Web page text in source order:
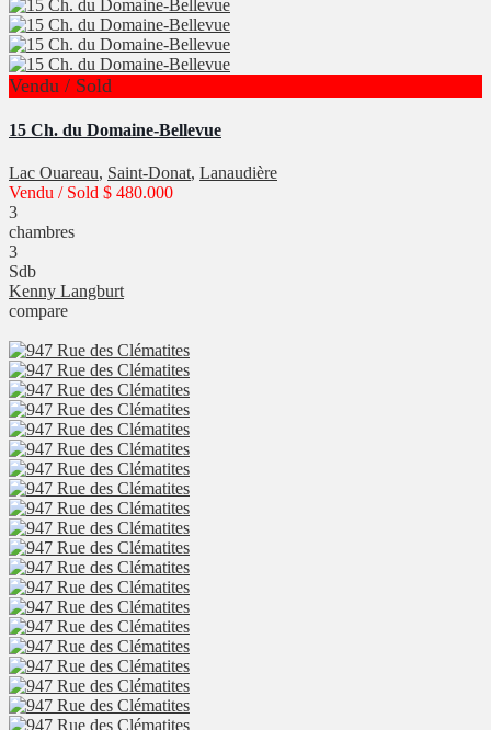
Vendu / Sold
15 Ch. du Domaine-Bellevue
Lac Ouareau, Saint-Donat, Lanaudière
Vendu / Sold $ 480.000
3
chambres
3
Sdb
Kenny Langburt
compare